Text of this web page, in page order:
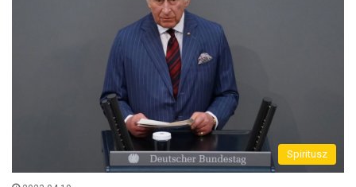
Spiritusz